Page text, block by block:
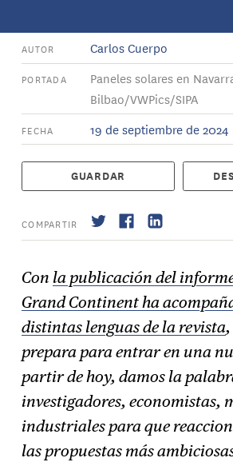
AUTOR Carlos Cuerpo
PORTADA
Paneles solares en
Bilbao/VWPics/SIPA
FECHA 19 de septiembre de 2024
GUARDAR
COMPARTIR
→ Suscríbase
Con la publicación del
Grand Continent ha
distintas lenguas de la revista
prepara para entrar en una
partir de hoy, damos la
investigadores, economistas,
industriales para que
las propuestas más